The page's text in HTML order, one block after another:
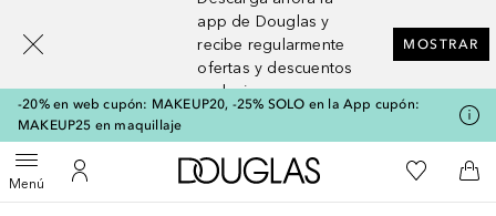
app de Douglas y
recibe regularmente
ofertas y descuentos
exclusivos
MOSTRAR
-20% en web cupón: MAKEUP20, -25% SOLO en la App cupón:
MAKEUP25 en maquillaje
MenúAbrir menúMi cuenta
A Douglas HomeMi lista de
A
Regresar
Ejecutar búsqueda
[navigation.slideout.screenreader]